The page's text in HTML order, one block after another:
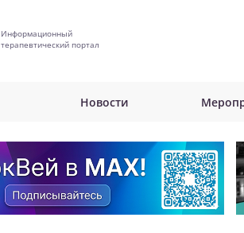
Информационный
терапевтический портал
Новости